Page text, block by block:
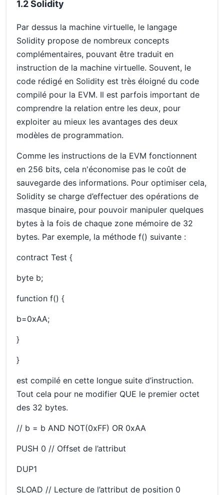
1.2 Solidity
Par dessus la machine virtuelle, le langage
Solidity propose de nombreux concepts
complémentaires, pouvant être traduit en
instruction de la machine virtuelle. Souvent, le
code rédigé en Solidity est très éloigné du code
compilé pour la EVM. Il est parfois important de
comprendre la relation entre les deux, pour
exploiter au mieux les avantages des deux
modèles de programmation.
Comme les instructions de la EVM fonctionnent
en 256 bits, cela n'économise pas le coût de
sauvegarde des informations. Pour optimiser cela,
Solidity se charge d’effectuer des opérations de
masque binaire, pour pouvoir manipuler quelques
bytes à la fois de chaque zone mémoire de 32
bytes. Par exemple, la méthode f() suivante :
contract Test {
byte b;
function f() {
b=0xAA;
}
}
est compilé en cette longue suite d’instruction.
Tout cela pour ne modifier QUE le premier octet
des 32 bytes.
// b = b AND NOT(0xFF) OR 0xAA
PUSH 0 // Offset de l’attribut
DUP1
SLOAD // Lecture de l’attribut de position 0